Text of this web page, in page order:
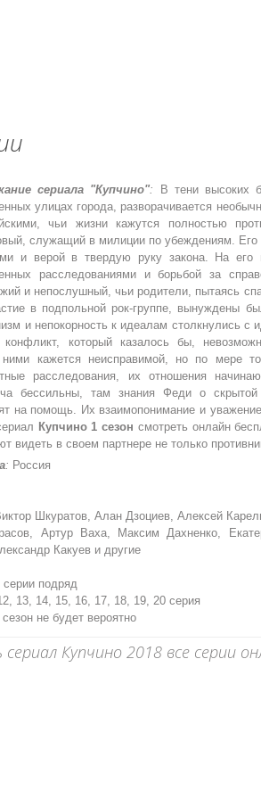
сериала "Купчино": В тени высоких
улицах города, разворачивается
чьи жизни кажутся полностью
служащий в милиции по убеждениям. Его
и верой в твердую руку закона. На
расследованиями и борьбой за
и непослушный, чьи родители, пытаясь
в подпольной рок-группе, вынуждены
и непокорность к идеалам столкнулись
конфликт, который казалось бы,
кажется неисправимой, но по мере
расследования, их отношения
бессильны, там знания Феди о
на помощь. Их взаимопонимание и
Купчино 1 сезон смотреть онлайн
видеть в своем партнере не только
: Россия
Шкуратов, Алан Дзоциев, Алексей
Артур Ваха, Максим Дахненко,
Какуев и другие
серии подряд
13, 14, 15, 16, 17, 18, 19, 20 серия
не будет вероятно
Купчино 2018 все серии